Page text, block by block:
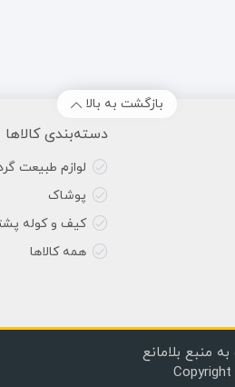
بازگشت به بالا
دسته‌بندی کالاها
لوازم طبیعت
پوشاک
کیف و کوله
همه کالاها
منبع بلامانع